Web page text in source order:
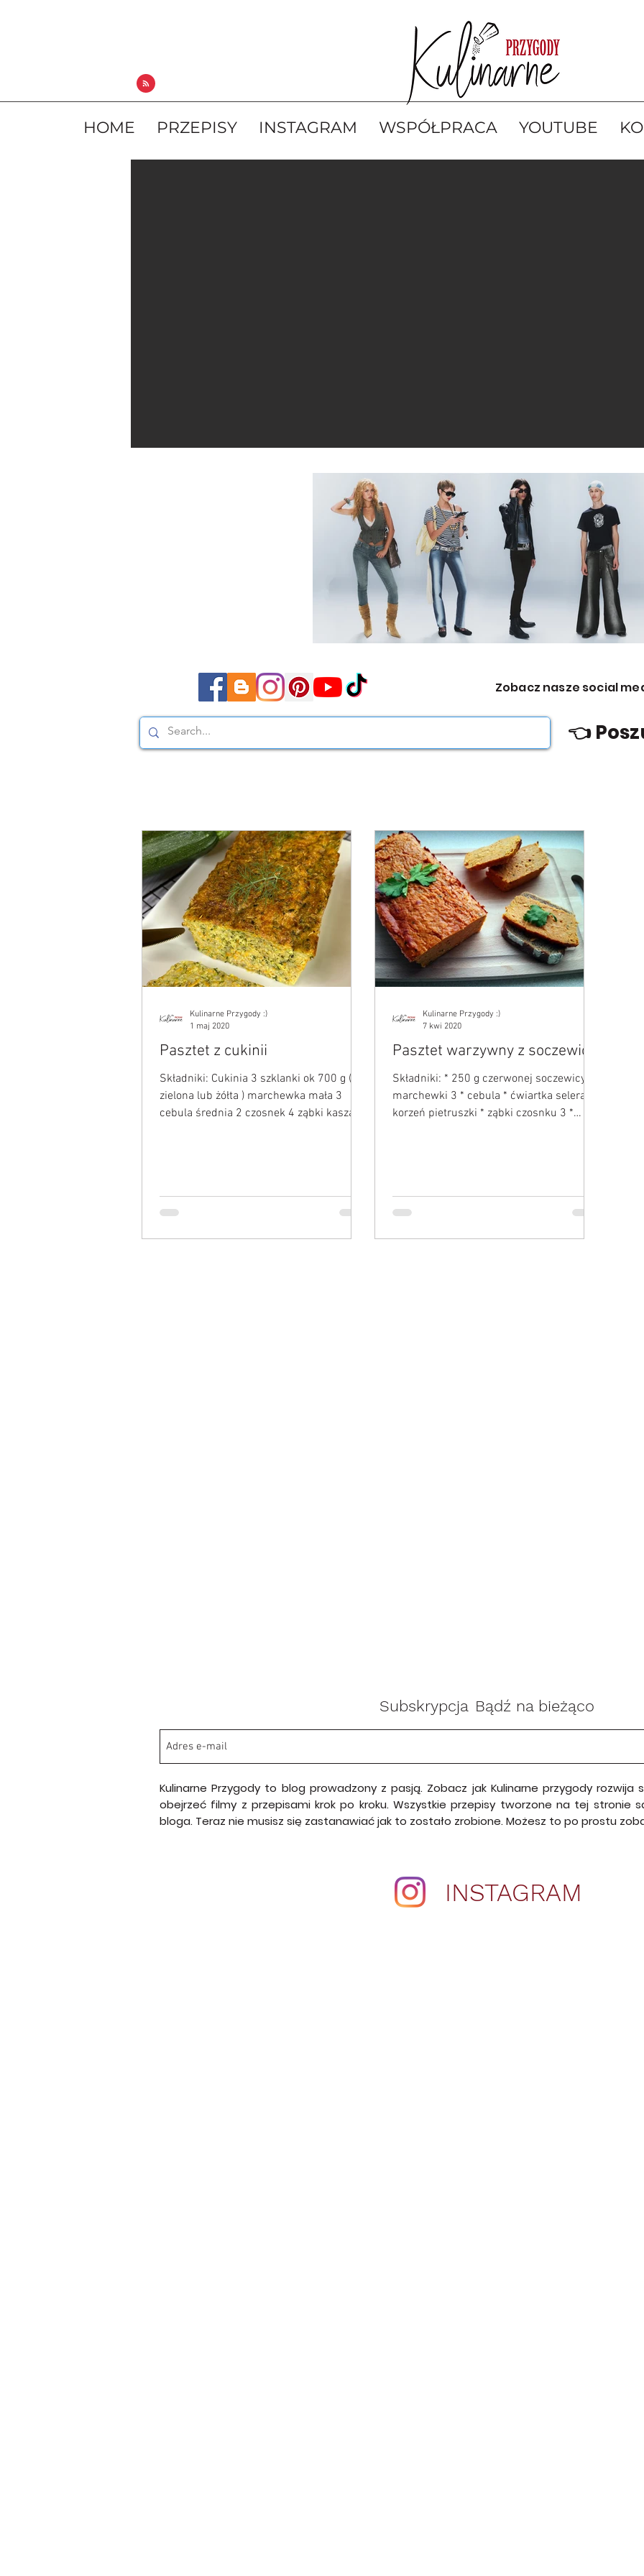
HOME PRZEPISY INSTAGRAM WSPÓŁPRACA YOUTUBE
Moda, styl, ubrania i promocje dla Ciebie WEEKDAY.
Moda, styl, ubrania i promocje dla Ciebie WEEKDAY. Zobacz nasze social
👈
Pasztet z cukinii
Składniki: Cukinia 3 szklanki ok 700 g (
zielona lub żółta ) marchewka mała 3
cebula średnia 2 czosnek 4 ząbki kasza
Kulinarne Przygody :)
1 maj 2020
Pasztet warzywny z soczewicą
Składniki: * 250 g czerwonej soczewicy *
marchewki 3 * cebula * ćwiartka selera *
korzeń pietruszki * ząbki czosnku 3 *
Kulinarne Przygody :)
7 kwi 2020
Subskrypcja Bądź na bieżąco
Kulinarne Przygody to blog prowadzony z pasją. Zobacz jak Kulinarne przygody rozwija
obejrzeć filmy z przepisami krok po kroku. Wszystkie przepisy tworzone na tej stronie
bloga. Teraz nie musisz się zastanawiać jak to zostało zrobione. Możesz to po prostu
INSTAGRAM